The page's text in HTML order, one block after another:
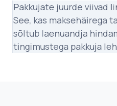
Pakkujate juurde viivad
See, kas maksehäirega
sõltub laenuandja
tingimustega pakkuja